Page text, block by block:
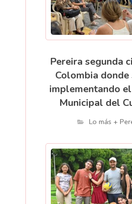
Pereira segunda
Colombia donde
implementando
Municipal del
Lo más +